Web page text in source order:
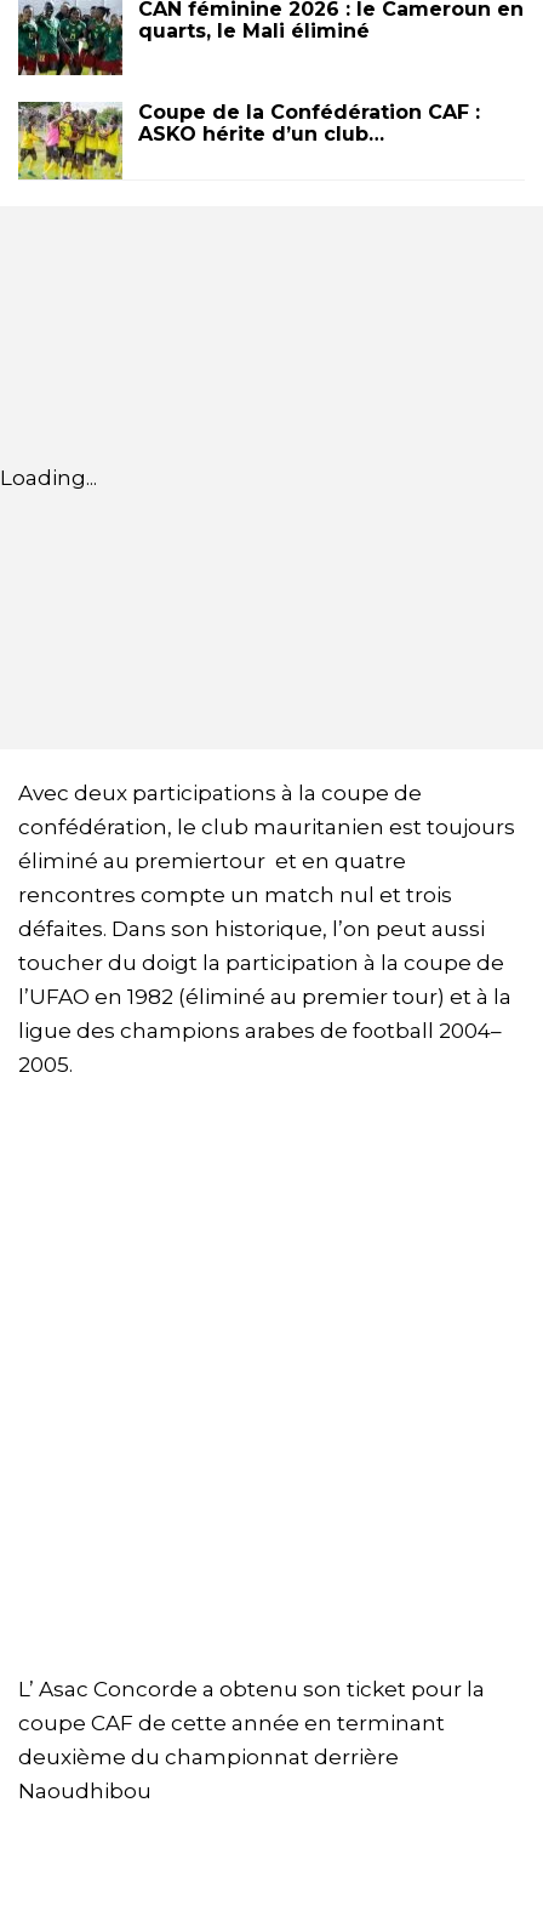
CAN féminine 2026 : le Cameroun en
quarts, le Mali éliminé
Coupe de la Confédération CAF :
ASKO hérite d’un club…
Loading...
Avec deux participations à la coupe de
confédération, le club mauritanien est toujours
éliminé au premiertour et en quatre
rencontres compte un match nul et trois
défaites. Dans son historique, l’on peut aussi
toucher du doigt la participation à la coupe de
l’UFAO en 1982 (éliminé au premier tour) et à la
ligue des champions arabes de football 2004–
2005.
L’ Asac Concorde a obtenu son ticket pour la
coupe CAF de cette année en terminant
deuxième du championnat derrière
Naoudhibou